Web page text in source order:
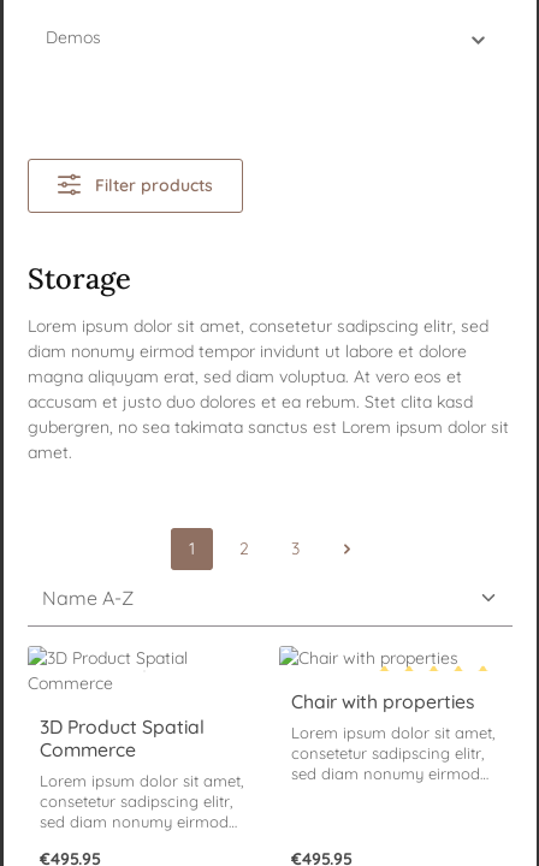
Demos
Filter products
Storage
Lorem ipsum dolor sit amet, consetetur sadipscing elitr, sed
diam nonumy eirmod tempor invidunt ut labore et dolore
magna aliquyam erat, sed diam voluptua. At vero eos et
accusam et justo duo dolores et ea rebum. Stet clita kasd
gubergren, no sea takimata sanctus est Lorem ipsum dolor sit
amet.
Page
1 Page
2 Page
3
3D Product Spatial
Commerce
Lorem ipsum dolor sit amet,
consetetur sadipscing elitr,
sed diam nonumy eirmod
dolore magna aliquyam
Regular price:
€495.95
Average rating of 5
Chair with properties
Lorem ipsum dolor sit amet,
consetetur sadipscing elitr,
sed diam nonumy eirmod
vero eos et accusam et
Regular price:
€495.95